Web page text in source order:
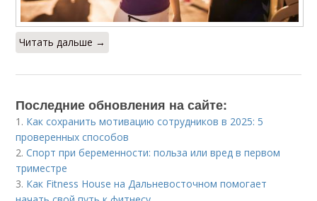
Читать дальше →
Последние обновления на сайте:
1. Как сохранить мотивацию сотрудников в 2025: 5
проверенных способов
2.Спорт при беременности: польза или вред в первом
триместре
3. Как Fitness House на Дальневосточном помогает